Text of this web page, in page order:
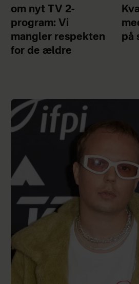
om nyt TV 2-
program: Vi
mangler respekten
for de ældre
på